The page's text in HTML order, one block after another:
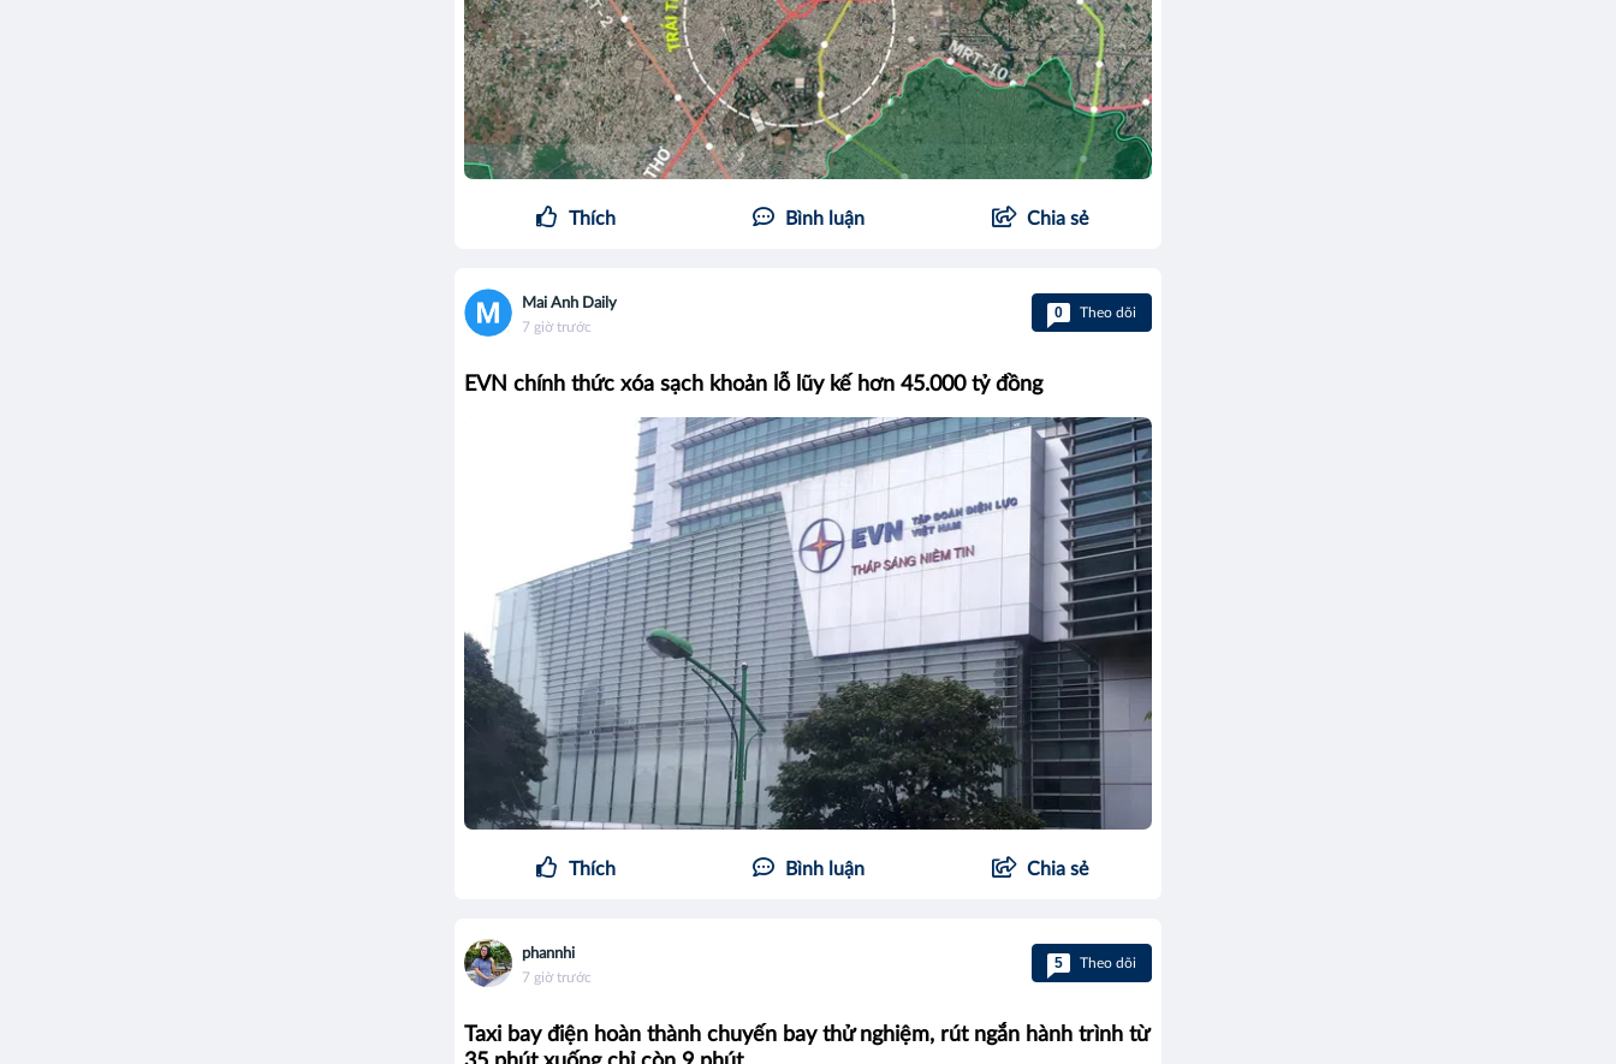
Thích Bình luận Chia sẻ
Mai Anh Daily
7 giờ trước
0 Theo dõi
EVN chính thức xóa sạch khoản lỗ lũy kế hơn 45.000 tỷ đồng
Thích Bình luận Chia sẻ
phannhi
7 giờ trước
5 Theo dõi
Taxi bay điện hoàn thành chuyến bay thử nghiệm, rút ngắn hành trình từ